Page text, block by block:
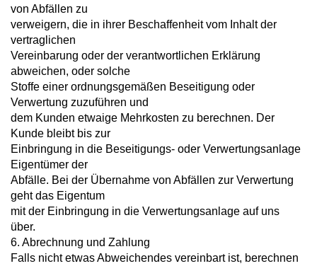
von Abfällen zu
verweigern, die in ihrer Beschaffenheit vom Inhalt der
vertraglichen
Vereinbarung oder der verantwortlichen Erklärung
abweichen, oder solche
Stoffe einer ordnungsgemäßen Beseitigung oder
Verwertung zuzuführen und
dem Kunden etwaige Mehrkosten zu berechnen. Der
Kunde bleibt bis zur
Einbringung in die Beseitigungs- oder Verwertungsanlage
Eigentümer der
Abfälle. Bei der Übernahme von Abfällen zur Verwertung
geht das Eigentum
mit der Einbringung in die Verwertungsanlage auf uns
über.
6. Abrechnung und Zahlung
Falls nicht etwas Abweichendes vereinbart ist, berechnen